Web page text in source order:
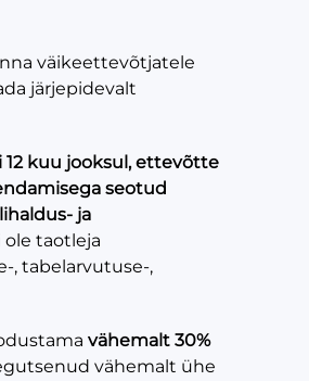
väikeettevõtjatele
järjepidevalt
kuu jooksul, ettevõtte
seotud
ja
ole taotleja
, tabelarvutuse-,
vähemalt 30%
vähemalt ühe